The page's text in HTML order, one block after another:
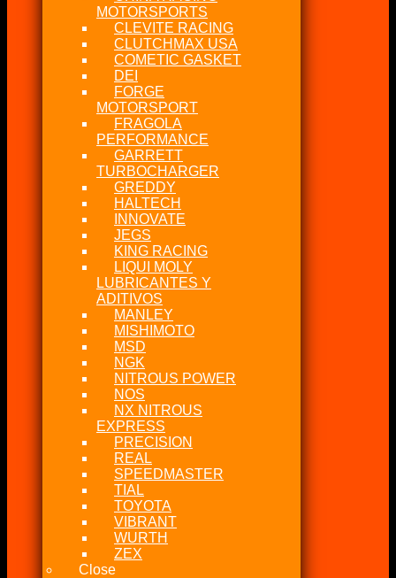
MOTORSPORTS
CLEVITE RACING
CLUTCHMAX USA
COMETIC GASKET
DEI
FORGE
MOTORSPORT
FRAGOLA
PERFORMANCE
GARRETT
TURBOCHARGER
GREDDY
HALTECH
INNOVATE
JEGS
KING RACING
LIQUI MOLY
LUBRICANTES Y
ADITIVOS
MANLEY
MISHIMOTO
MSD
NGK
NITROUS POWER
NOS
NX NITROUS
EXPRESS
PRECISION
REAL
SPEEDMASTER
TIAL
TOYOTA
VIBRANT
WURTH
ZEX
Close